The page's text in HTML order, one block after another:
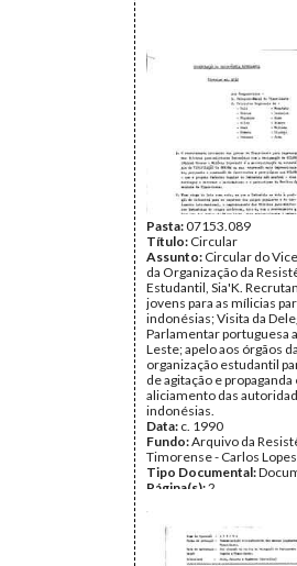
Pasta:07153.089
Título: Circular
Assunto: Circular do
da Organização da
Estudantil, Sia'K.
jovens para as mílicias
indonésias; Visita da
Parlamentar portuguesa
Leste; apelo aos órgãos
organização estudantil
de agitação e propaganda
aliciamento das
indonésias.
Data: c. 1990
Fundo:Arquivo da
Timorense - Carlos Lopes
Tipo Documental:
Página(s):2